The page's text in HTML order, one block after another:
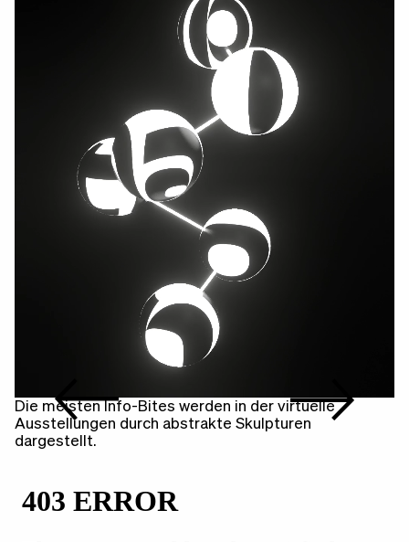
Die meisten Info-Bites werden in der virtuelle
Ausstellungen durch abstrakte Skulpturen
dargestellt.